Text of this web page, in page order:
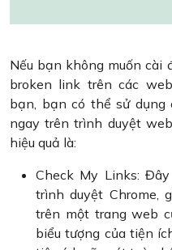
Nếu bạn không muốn cài
broken link trên các
bạn, bạn có thể sử
ngay trên trình duyệt
hiệu quả là:
Check My Links:
trình duyệt Chrome,
trên một trang web
biểu tượng của tiện